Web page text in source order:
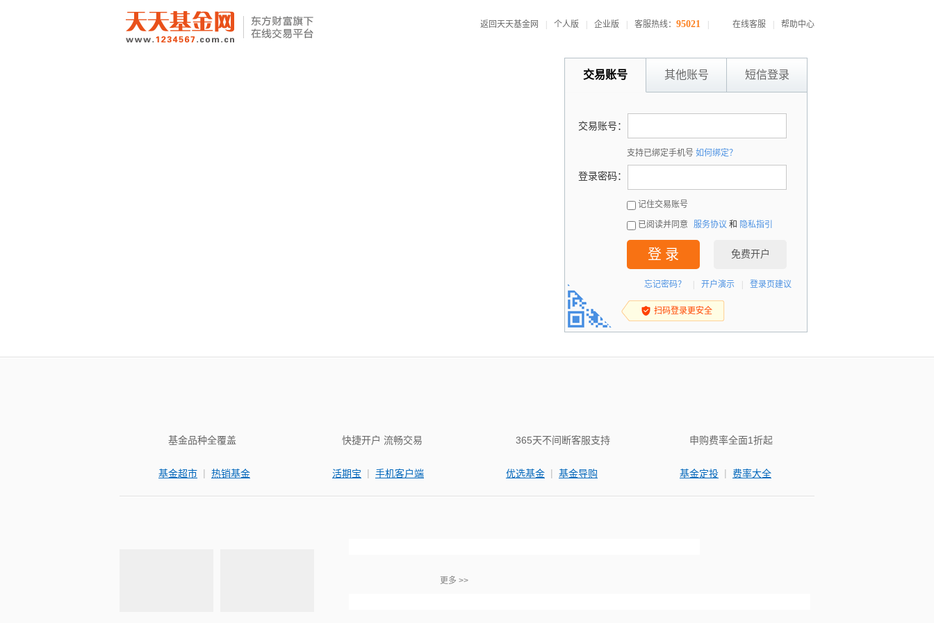
返回天天基金网 个人版 企业版 客服热线： 95021 在线客服 帮助中心
交易账号 其他账号 短信登录
交易账号：
支持已绑定手机号 如何绑定？
登录密码：
记住交易账号
已阅读并同意 服务协议 和 隐私指引
登 录 免费开户
忘记密码？ 开户演示 登录页建议
扫码登录更安全
基金品种全覆盖
基金超市 | 热销基金
快捷开户 流畅交易
活期宝 | 手机客户端
365天不间断客服支持
优选基金 | 基金导购
申购费率全面1折起
基金定投 | 费率大全
更多 >>